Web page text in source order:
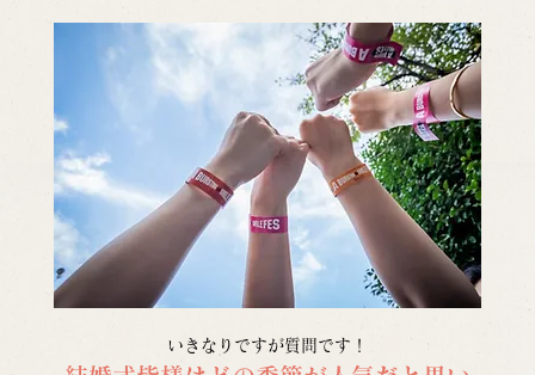
いきなりですが質問です！